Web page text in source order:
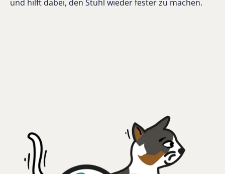
und hilft dabei, den Stuhl wieder fester zu machen.